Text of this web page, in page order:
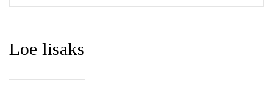
Loe lisaks